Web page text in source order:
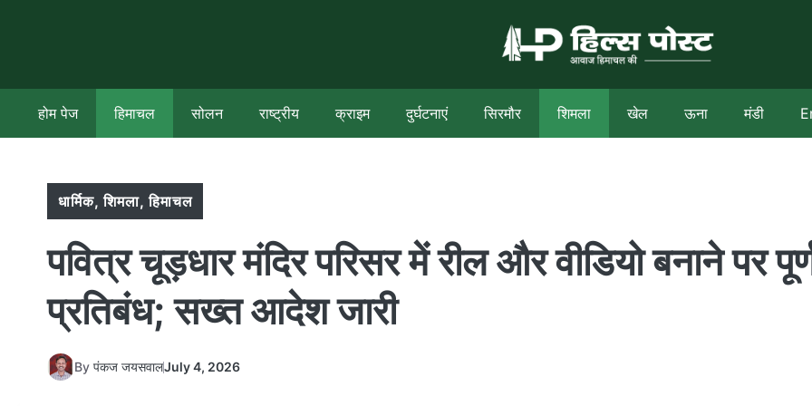
होम पेज हिमाचल सोलन राष्ट्रीय क्राइम दुर्घटनाएं सिरमौर शिमला खेल ऊना मंडी
धार्मिक,शिमला,हिमाचल
पवित्र चूड़धार मंदिर परिसर में रील और वीडियो बनाने पर
प्रतिबंध; सख्त आदेश जारी
By पंकज जयसवालJuly 4, 2026